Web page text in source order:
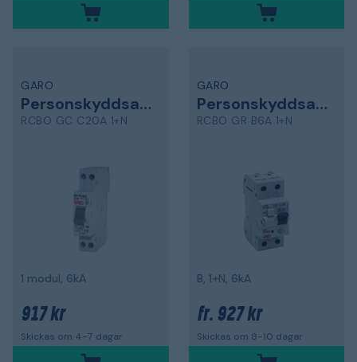
GARO
Personskyddsautomat
RCBO GC C20A 1+N
1 modul, 6kA
917 kr
Skickas om 4-7 dagar
GARO
Personskyddsautomat
RCBO GR B6A 1+N
B, 1+N, 6kA
fr. 927 kr
Skickas om 8-10 dagar